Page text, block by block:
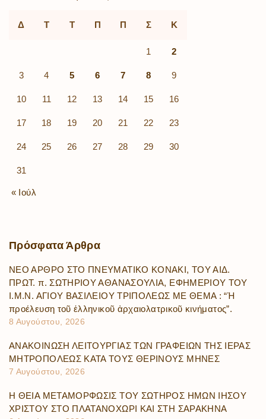
Δ Τ Τ Π Π Σ Κ
1 2
3 4 5 6 7 8 9
10 11 12 13 14 15 16
17 18 19 20 21 22 23
24 25 26 27 28 29 30
31
« Ιούλ
Πρόσφατα Άρθρα
ΝΕΟ ΑΡΘΡΟ ΣΤΟ ΠΝΕΥΜΑΤΙΚΟ ΚΟΝΑΚΙ, ΤΟΥ ΑΙΔ.
ΠΡΩΤ. π. ΣΩΤΗΡΙΟΥ ΑΘΑΝΑΣΟΥΛΙΑ, ΕΦΗΜΕΡΙΟΥ ΤΟΥ
Ι.Μ.Ν. ΑΓΙΟΥ ΒΑΣΙΛΕΙΟΥ ΤΡΙΠΟΛΕΩΣ ΜΕ ΘΕΜΑ : “Ἡ
προέλευση τοῦ ἑλληνικοῦ ἀρχαιολατρικοῦ κινήματος”.
8 Αυγούστου, 2026
ΑΝΑΚΟΙΝΩΣΗ ΛΕΙΤΟΥΡΓΙΑΣ ΤΩΝ ΓΡΑΦΕΙΩΝ ΤΗΣ ΙΕΡΑΣ
ΜΗΤΡΟΠΟΛΕΩΣ ΚΑΤΑ ΤΟΥΣ ΘΕΡΙΝΟΥΣ ΜΗΝΕΣ
7 Αυγούστου, 2026
Η ΘΕΙΑ ΜΕΤΑΜΟΡΦΩΣΙΣ ΤΟΥ ΣΩΤΗΡΟΣ ΗΜΩΝ ΙΗΣΟΥ
ΧΡΙΣΤΟΥ ΣΤΟ ΠΛΑΤΑΝΟΧΩΡΙ ΚΑΙ ΣΤΗ ΣΑΡΑΚΗΝΑ